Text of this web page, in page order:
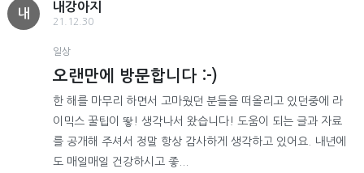
내
내강아지
21.12.30
일상
오랜만에 방문합니다 :-)
한 해를 마무리 하면서 고마웠던 분들을 떠올리고 있던중에 라
이믹스 꿀팁이 뙇! 생각나서 왔습니다! 도움이 되는 글과 자료
를 공개해 주셔서 정말 항상 감사하게 생각하고 있어요. 내년에
도 매일매일 건강하시고 좋...